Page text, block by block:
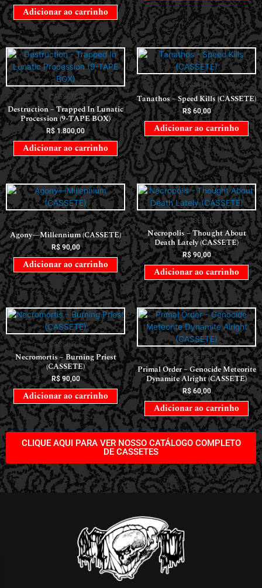
Adicionar ao carrinho
CASSETES
Destruction – Trapped In Lunatic
Procession (9-TAPE BOX)
R$1.800,00
Adicionar ao carrinho
CASSETES
Tanathos – Speed Kills (CASSETE)
R$60,00
Adicionar ao carrinho
CASSETES
Agony—Millennium (CASSETE)
R$90,00
Adicionar ao carrinho
CASSETES
Necropolis – Thought About
Death Lately (CASSETE)
R$90,00
Adicionar ao carrinho
CASSETES
Necromortis – Burning Priest
(CASSETE)
R$90,00
Adicionar ao carrinho
CASSETES
Primal Order – Genocide Meteorite
Dynamite Alright (CASSETE)
R$60,00
Adicionar ao carrinho
CLIQUE AQUI PARA VER NOSSO CATÁLOGO COMPLETO
DE CASSETES